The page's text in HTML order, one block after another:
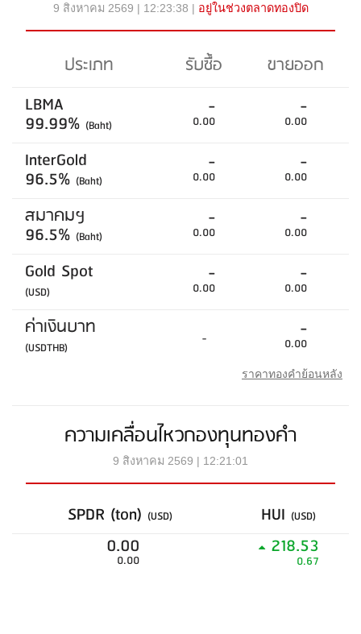
9 สิงหาคม 2569 | 12:23:38 | อยู่ในช่วงตลาดทองปิด
ประเภท รับซื้อ
ขายออก
LBMA
99.99% (Baht)
-
0.00
-
0.00
InterGold
96.5% (Baht)
-
0.00
-
0.00
สมาคมฯ
96.5% (Baht)
-
0.00
-
0.00
Gold Spot
(USD)
-
0.00
-
0.00
ค่าเงินบาท
(USDTHB) - -
0.00
ราคาทองคำย้อนหลัง
ความเคลื่อนไหวกองทุนทองคำ
9 สิงหาคม 2569 | 12:21:01
SPDR (ton) (USD) HUI (USD)
0.00
0.00
218.53
0.67